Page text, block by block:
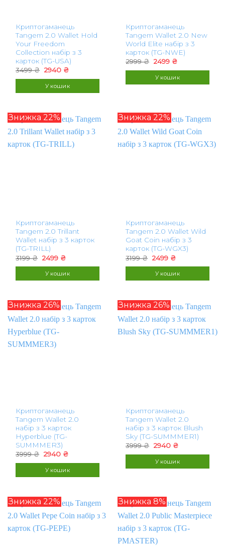
Криптогаманець
Tangem 2.0 Wallet Hold
Your Freedom
Collection набір з 3
карток (TG-USA)
3499₴ Оригінальна
3499 ₴.
2940 ₴Поточна
У кошик
Криптогаманець
Tangem Wallet 2.0 New
World Elite набір з 3
карток (TG-NWE)
2999₴ Оригінальна
2999 ₴.
2499 ₴Поточна
У кошик
Знижка 22%
Криптогаманець
Tangem 2.0 Trillant
Wallet набір з 3 карток
(TG-TRILL)
3199₴ Оригінальна
3199 ₴.
2499 ₴Поточна
У кошик
Знижка 22%
Криптогаманець
Tangem 2.0 Wallet Wild
Goat Coin набір з 3
карток (TG-WGX3)
3199₴ Оригінальна
3199 ₴.
2499 ₴Поточна
У кошик
Знижка 26%
Криптогаманець
Tangem Wallet 2.0
набір з 3 карток
Hyperblue (TG-
SUMMMER3)
3999₴ Оригінальна
3999 ₴.
2940 ₴Поточна
У кошик
Знижка 26%
Криптогаманець
Tangem Wallet 2.0
набір з 3 карток Blush
Sky (TG-SUMMMER1)
3999₴ Оригінальна
3999 ₴.
2940 ₴Поточна
У кошик
Знижка 22% Знижка 8%